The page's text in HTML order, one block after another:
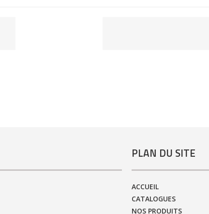
PLAN DU SITE
ACCUEIL
CATALOGUES
NOS PRODUITS